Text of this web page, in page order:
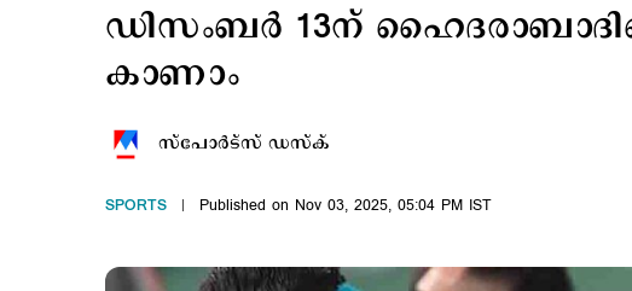
ഡിസംബര്‍ 13ന്
കാണാം
സ്പോര്‍ട്സ് ഡസ്ക്
SPORTS Published on Nov 03, 2025, 05:04 PM IST